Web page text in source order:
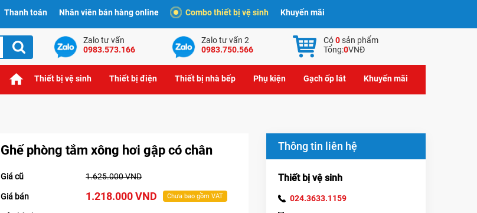
Thanh toán Nhân viên bán hàng online Combo thiết bị vệ sinh Khuyến mãi
Zalo tư vấn
0983.573.166
Zalo tư vấn 2
0983.750.566
Có0sản phẩm
Tổng:0VNĐ
Thiết bị vệ sinh Thiết bị điện Thiết bị nhà bếp Phụ kiện Gạch ốp lát Khuyến mãi
Ghế phòng tắm xông hơi gập có chân
Giá cũ 1.625.000 VND
Giá bán 1.218.000 VND Chưa bao gồm VAT
Thông tin liên hệ
Thiết bị vệ sinh
024.3633.1159